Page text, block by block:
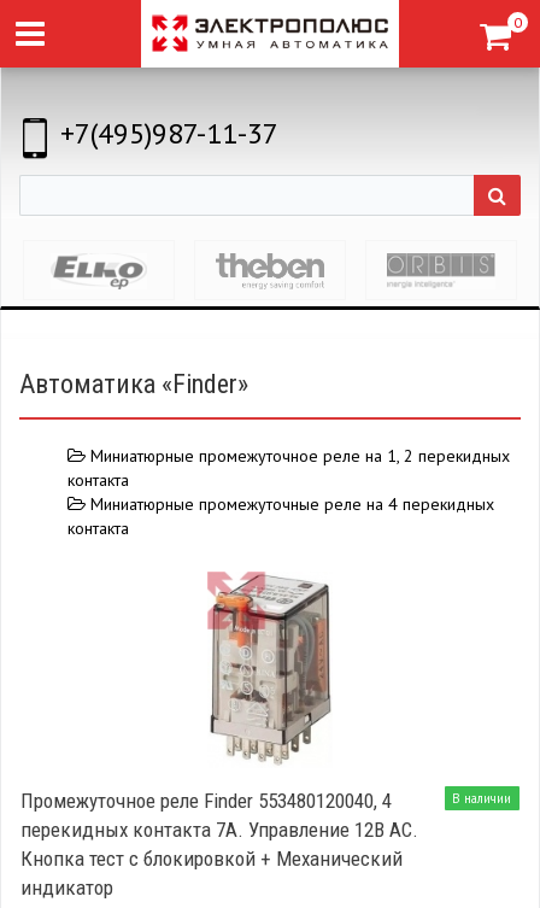
0
+7(495)987-11-37
Автоматика «Finder»
Миниатюрные промежуточное реле на 1, 2 перекидных
контакта
Миниатюрные промежуточные реле на 4 перекидных
контакта
В наличии
Промежуточное реле Finder 553480120040, 4
перекидных контакта 7А. Управление 12В AC.
Кнопка тест с блокировкой + Механический
индикатор